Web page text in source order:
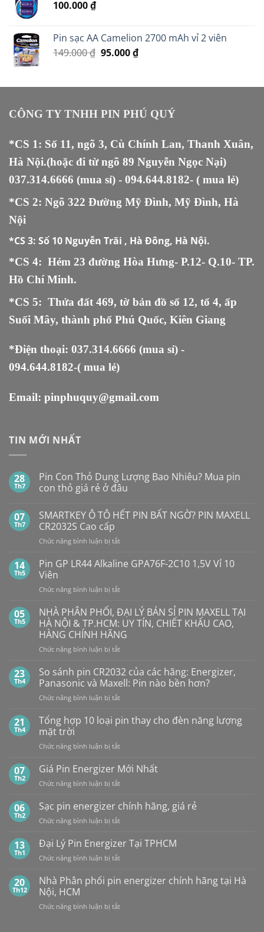
100.000₫
Pin sạc AA Camelion 2700 mAh vỉ 2 viên
149.000₫ Giá
149.000 ₫.
95.000₫Giá
là:
CÔNG TY TNHH PIN PHÚ QUÝ
*CS 1: Số 11, ngõ 3, Cù Chính Lan, Thanh Xuân,
Hà Nội.(hoặc đi từ ngõ 89 Nguyễn Ngọc Nại)
037.314.6666 (mua sỉ) - 094.644.8182- ( mua lẻ)
*CS 2: Ngõ 322 Đường Mỹ Đình, Mỹ Đình, Hà
Nội
*CS 3: Số 10 Nguyễn Trãi , Hà Đông, Hà Nội.
*CS 4: Hẻm 23 đường Hòa Hưng- P.12- Q.10- TP.
Hồ Chí Minh.
*CS 5: Thửa đất 469, tờ bản đồ số 12, tổ 4, ấp
Suối Mây, thành phố Phú Quốc, Kiên Giang
*Điện thoại: 037.314.6666 (mua sỉ) -
094.644.8182-( mua lẻ)
Email: pinphuquy@gmail.com
TIN MỚI NHẤT
28
Th7
Pin Con Thỏ Dung Lượng Bao Nhiêu? Mua pin
con thỏ giá rẻ ở đâu
bình
luận
ở
Pin
Con
Dung
Lượng
Bao
Mua
con
thỏ
giá
rẻ
ở
đâu
07
Th7
SMARTKEY Ô TÔ HẾT PIN BẤT NGỜ? PIN MAXELL
CR2032S Cao cấp
Chức năng bình luận bị tắtở
Ô
TÔ
PIN
NGỜ?
PIN
MAXELL
CR2032S Cao
cấp
14
Th5
Pin GP LR44 Alkaline GPA76F-2C10 1,5V Vỉ 10
Viên
Chức năng bình luận bị tắtở
GP
LR44
Alkaline
GPA76F-
2C10
Vỉ
10
Viên
05
Th5
NHÀ PHÂN PHỐI, ĐẠI LÝ BÁN SỈ PIN MAXELL TẠI
HÀ NỘI & TP.HCM: UY TÍN, CHIẾT KHẤU CAO,
HÀNG CHÍNH HÃNG
Chức năng bình luận bị tắtở
PHÂN
PHỐI,
ĐẠI
LÝ
SỈ
TẠI
NỘI
TP.HCM:
TÍN,
CHIẾT
CAO,
HÀNG
CHÍNH
23
Th4
So sánh pin CR2032 của các hãng: Energizer,
Panasonic và Maxell: Pin nào bền hơn?
Chức năng bình luận bị tắtở
sánh
pin
của
hãng:
Panasonic
Maxell:
hơn?
21
Th4
Tổng hợp 10 loại pin thay cho đèn năng lượng
mặt trời
Chức năng bình luận bị tắtở
hợp
10
loại
thay
đèn
lượng
mặt
07
Th2
Giá Pin Energizer Mới Nhất
Chức năng bình luận bị tắtở
Pin
Energizer
Mới
06
Th2
Sạc pin energizer chính hãng, giá rẻ
Chức năng bình luận bị tắtở
pin
energizer
chính
giá
13
Th1
Đại Lý Pin Energizer Tại TPHCM
Chức năng bình luận bị tắtở
Lý
Pin
Tại
20
Th12
Nhà Phân phối pin energizer chính hãng tại Hà
Nội, HCM
Chức năng bình luận bị tắtở